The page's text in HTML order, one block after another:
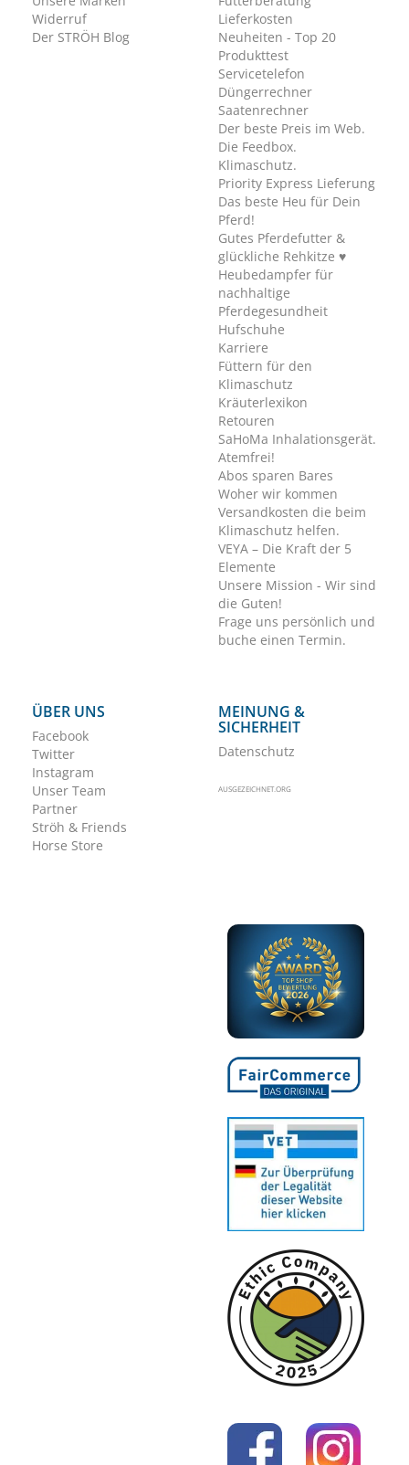
Widerruf
Der STRÖH Blog
Lieferkosten
Neuheiten - Top 20
Produkttest
Servicetelefon
Düngerrechner
Saatenrechner
Der beste Preis im Web.
Die Feedbox.
Klimaschutz.
Priority Express Lieferung
Das beste Heu für Dein
Pferd!
Gutes Pferdefutter &
glückliche Rehkitze ♥
Heubedampfer für
nachhaltige
Pferdegesundheit
Hufschuhe
Karriere
Füttern für den
Klimaschutz
Kräuterlexikon
Retouren
SaHoMa Inhalationsgerät.
Atemfrei!
Abos sparen Bares
Woher wir kommen
Versandkosten die beim
Klimaschutz helfen.
VEYA – Die Kraft der 5
Elemente
Unsere Mission - Wir sind
die Guten!
Frage uns persönlich und
buche einen Termin.
ÜBER UNS
Facebook
Twitter
Instagram
Unser Team
Partner
Ströh & Friends
Horse Store
MEINUNG &
SICHERHEIT
Datenschutz
AUSGEZEICHNET.ORG